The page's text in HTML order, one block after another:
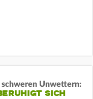
schweren Unwettern:
SICH